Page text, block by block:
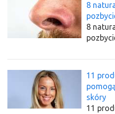
8
8
11
skóry
11